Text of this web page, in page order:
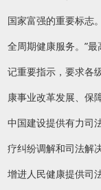
国家富强的重要标志
全周期健康服务。”
记重要指示，要求各
康事业改革发展、保
中国建设提供有力司
疗纠纷调解和司法解
增进人民健康提供司